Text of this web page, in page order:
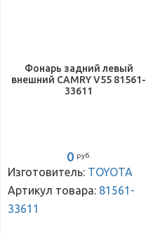
Фонарь задний левый
внешний CAMRY V55 81561-
33611
0 руб.
Изготовитель: TOYOTA
Артикул товара: 81561-
33611